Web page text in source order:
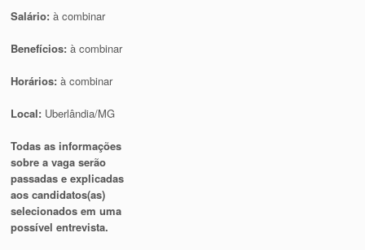
Salário:à combinar
Benefícios:à combinar
Horários:à combinar
Local: Uberlândia/MG
Todas as informações
sobre a vaga serão
passadas e explicadas
aos candidatos(as)
selecionados em uma
possível entrevista.